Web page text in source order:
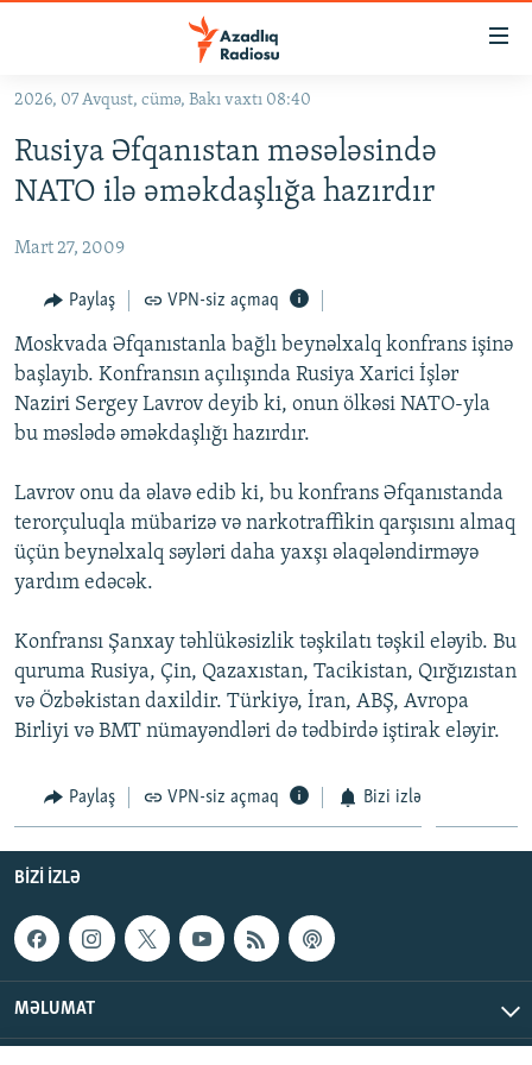
Əsas
qayıt
Əsas
qayıt
#İZAHLA
#ƏSLINDƏ
FƏRQƏ BAX
QANUNI DOĞRU
ARAŞDIRMA
MULTIMEDIA
FOTOQALEREYA
İNFOQRAFIKA
OXU ZALI
AZƏRBAYCAN ƏDƏBIYYATI KITABXANASI
İZ - MƏDƏNIYYƏT PROQRAMI
HAQQIMIZDA
MISSIYAMIZ
MATERIALLARIMIZDAN ISTIFADƏ
AZADLIQRADIOSU MOBIL TELEFONUNUZDA
BIZIMLƏ ƏLAQƏ
BIZI IZLƏ
RFE/RL-in bütün saytları
2026, 07 Avqust, cümə, Bakı vaxtı 08:40
Rusiya Əfqanıstan məsələsində
NATO ilə əməkdaşlığa hazırdır
Mart 27, 2009
Paylaş VPN-siz açmaq
Moskvada Əfqanıstanla bağlı beynəlxalq konfrans işinə
başlayıb. Konfransın açılışında Rusiya Xarici İşlər
Naziri Sergey Lavrov deyib ki, onun ölkəsi NATO-yla
bu məslədə əməkdaşlığı hazırdır.
Lavrov onu da əlavə edib ki, bu konfrans Əfqanıstanda
terorçuluqla mübarizə və narkotraffikin qarşısını almaq
üçün beynəlxalq səyləri daha yaxşı əlaqələndirməyə
yardım edəcək.
Konfransı Şanxay təhlükəsizlik təşkilatı təşkil eləyib. Bu
quruma Rusiya, Çin, Qazaxıstan, Tacikistan, Qırğızıstan
və Özbəkistan daxildir. Türkiyə, İran, ABŞ, Avropa
Birliyi və BMT nümayəndləri də tədbirdə iştirak eləyir.
Paylaş VPN-siz açmaq Bizi izlə
BIZI IZLƏ
MƏLUMAT